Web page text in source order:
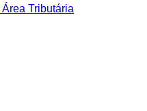
Área Tributária